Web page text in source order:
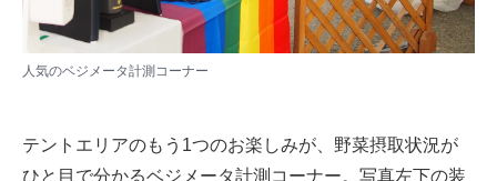
人気のベジメータ計測コーナー
テントエリアのもう1つのお楽しみが、野菜摂取状況が
ひと目で分かるベジメータ計測コーナー。写真左下の装